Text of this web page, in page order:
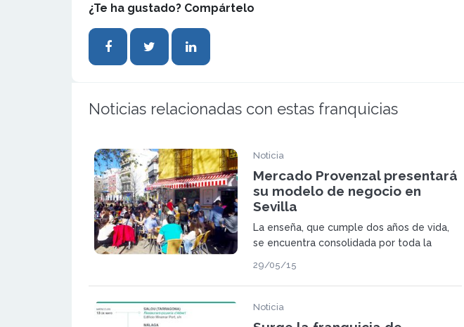
¿Te ha gustado? Compártelo
Noticias relacionadas con estas franquicias
Noticia
Mercado Provenzal presentará
su modelo de negocio en
Sevilla
La enseña, que cumple dos años de vida,
se encuentra consolidada por toda la
29/05/15
Noticia